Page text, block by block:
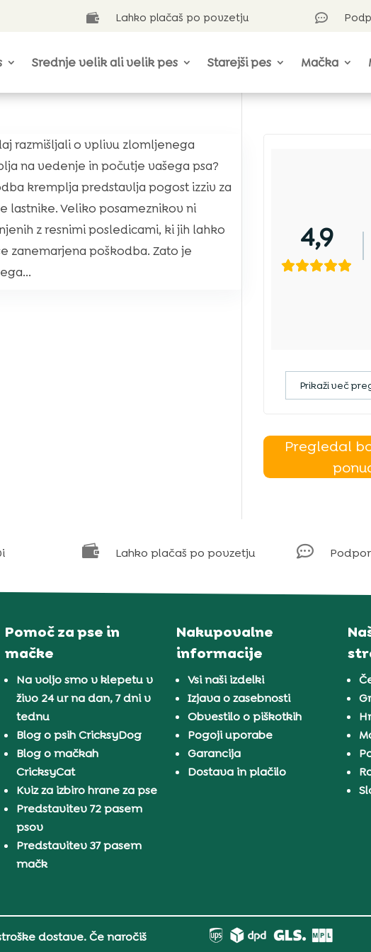
 Lahko plačaš po povzetju 
Srednje velik ali velik pes Starejši pes Mačka
razmišljali o vplivu zlomljenega
na vedenje in počutje vašega psa?
kremplja predstavlja pogost izziv za
lastnike. Veliko posameznikov ni
z resnimi posledicami, ki jih lahko
zanemarjena poškodba. Zato je
4,9
Prikaži več
Pregledal
 Lahko plačaš po povzetju 
Pomoč za pse in
mačke
Na voljo smo v klepetu v
živo 24 ur na dan, 7 dni v
tednu
Blog o psih CricksyDog
Blog o mačkah
CricksyCat
Kviz za izbiro hrane za pse
Predstavitev 72 pasem
psov
Predstavitev 37 pasem
mačk
Nakupovalne
informacije
Vsi naši izdelki
Izjava o zasebnosti
Obvestilo o piškotkih
Pogoji uporabe
Garancija
Dostava in plačilo
dostave. Če naročiš